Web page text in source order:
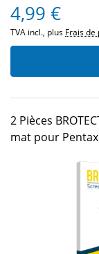
4,99 €
TVA incl., plus Frais de
2 Pièces
mat pour Pentax